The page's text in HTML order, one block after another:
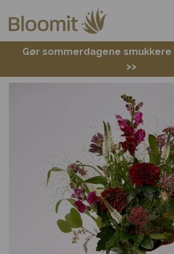
Gør sommerdagene
>>